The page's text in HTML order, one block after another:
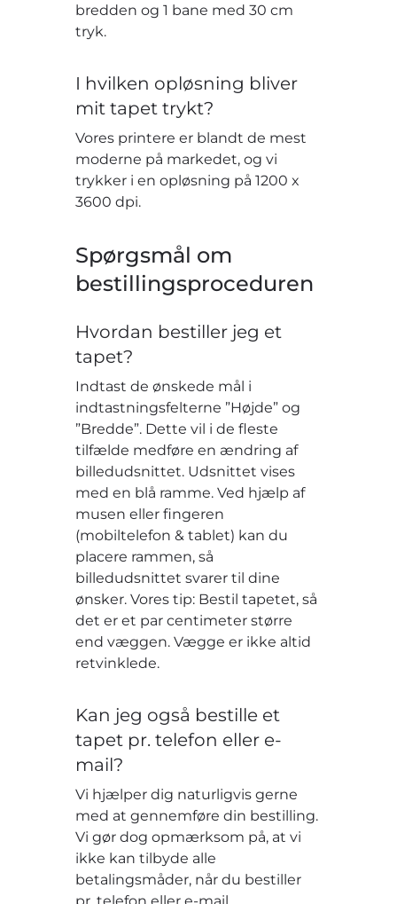
bredden og 1 bane med 30 cm
tryk.
I hvilken opløsning bliver
mit tapet trykt?
Vores printere er blandt de mest
moderne på markedet, og vi
trykker i en opløsning på 1200 x
3600 dpi.
Spørgsmål om
bestillingsproceduren
Hvordan bestiller jeg et
tapet?
Indtast de ønskede mål i
indtastningsfelterne ”Højde” og
”Bredde”. Dette vil i de fleste
tilfælde medføre en ændring af
billedudsnittet. Udsnittet vises
med en blå ramme. Ved hjælp af
musen eller fingeren
(mobiltelefon & tablet) kan du
placere rammen, så
billedudsnittet svarer til dine
ønsker. Vores tip: Bestil tapetet, så
det er et par centimeter større
end væggen. Vægge er ikke altid
retvinklede.
Kan jeg også bestille et
tapet pr. telefon eller e-
mail?
Vi hjælper dig naturligvis gerne
med at gennemføre din bestilling.
Vi gør dog opmærksom på, at vi
ikke kan tilbyde alle
betalingsmåder, når du bestiller